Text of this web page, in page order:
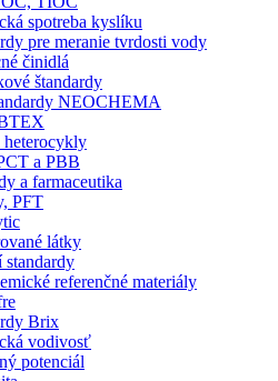
spotreba kyslíku
pre meranie tvrdosti vody
činidlá
štandardy
NEOCHEMA
heterocykly
a PBB
a farmaceutika
PFT
látky
standardy
referenčné materiály
Brix
vodivosť
potenciál